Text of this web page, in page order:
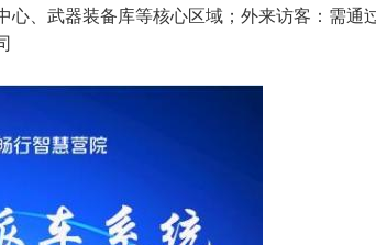
心、武器装备库等核心区域；外来访客：需